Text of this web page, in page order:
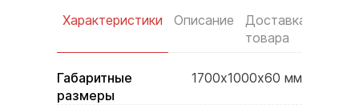
Характеристики Описание
Доставка
товара
Габаритные
размеры
1700х1000х60 мм